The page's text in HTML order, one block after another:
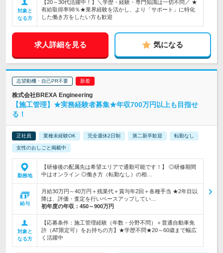
対象と
なる方
【20～30代活躍中！】＼学歴・経験・専門知識は一切不問／ ★
有給取得率98％★業界経験を活かし、より「サポート」に特化
した働き方をしたい方も歓迎
求人詳細を見る 気になる
志望動機・自己PR不要
株式会社BREXA Engineering
【施工管理】★実務経験者募集★年収700万円以上も目指せ
る！
正社員 業種未経験OK 完全週休2日制 第二新卒歓迎 転勤なし
女性のおしごと掲載中
勤務地
【研修後の配属先は希望エリアで通勤可能です！】 ◎研修期間
中はオンライン ◎働き方（転勤なし）の相…
給与
月給30万円～40万円＋残業代＋賞与年2回＋各種手当 ★2年目以
降は、評価・査定を行いベースアップしてい…
初年度の年収： 450～900万円
対象と
なる方
【応募条件：施工管理経験（年数・分野不問）＋普通自動車免
許（AT限定可）をお持ちの方】★学歴不問★20～60歳まで幅広
く活躍中